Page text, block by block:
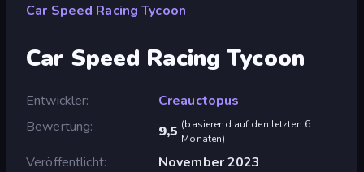
Car Speed Racing Tycoon
Car Speed Racing Tycoon
Entwickler
Creauctopus
Bewertung
9,5 (basierend auf den letzten 6
Monaten)
Veröffentlicht
November 2023